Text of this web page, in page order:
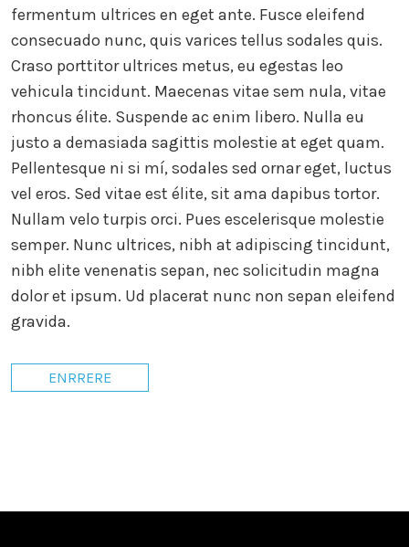
fermentum ultrices en eget ante. Fusce eleifend
consecuado nunc, quis varices tellus sodales quis.
Craso porttitor ultrices metus, eu egestas leo
vehicula tincidunt. Maecenas vitae sem nula, vitae
rhoncus élite. Suspende ac enim libero. Nulla eu
justo a demasiada sagittis molestie at eget quam.
Pellentesque ni si mí, sodales sed ornar eget, luctus
vel eros. Sed vitae est élite, sit ama dapibus tortor.
Nullam velo turpis orci. Pues escelerisque molestie
semper. Nunc ultrices, nibh at adipiscing tincidunt,
nibh elite venenatis sepan, nec solicitudin magna
dolor et ipsum. Ud placerat nunc non sepan eleifend
gravida.
ENRRERE